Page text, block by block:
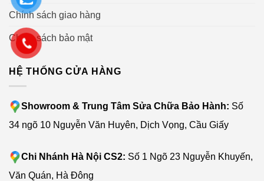
Chính sách giao hàng
Chính sách bảo mật
HỆ THỐNG CỬA HÀNG
Showroom & Trung Tâm Sửa Chữa Bảo Hành: Số
34 ngõ 10 Nguyễn Văn Huyên, Dịch Vọng, Cầu Giấy
Chi Nhánh Hà Nội CS2: Số 1 Ngõ 23 Nguyễn Khuyến,
Văn Quán, Hà Đông